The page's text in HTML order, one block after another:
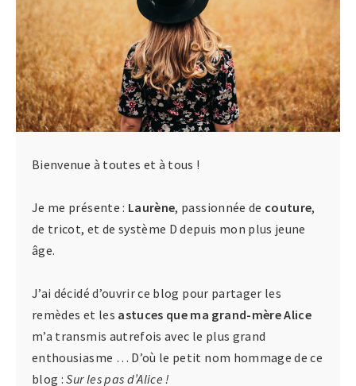
Bienvenue à toutes et à tous !
Je me présente : Laurène, passionnée de couture,
de tricot, et de système D depuis mon plus jeune
âge.
J’ai décidé d’ouvrir ce blog pour partager les
remèdes et les astuces que ma grand-mère Alice
m’a transmis autrefois avec le plus grand
enthousiasme … D’où le petit nom hommage de ce
blog :Sur les pas d’Alice !